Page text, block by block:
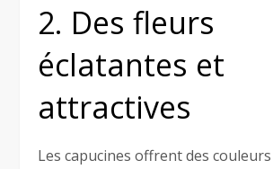
2. Des fleurs
éclatantes et
attractives
Les capucines offrent des